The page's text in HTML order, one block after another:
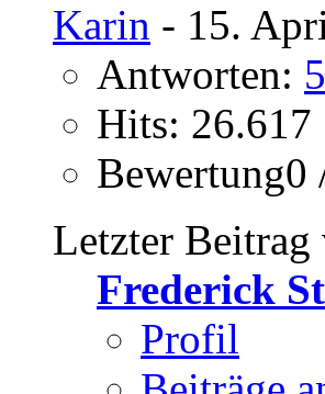
Karin - 15.
Antworten: 5
Hits: 26.617
Bewertung0
Letzter Beitrag
Frederick
Profil